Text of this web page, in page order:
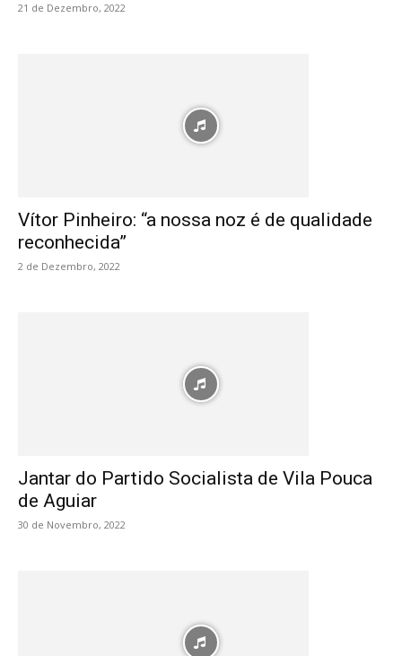
21 de Dezembro, 2022
Vítor Pinheiro: “a nossa noz é de qualidade
reconhecida”
2 de Dezembro, 2022
Jantar do Partido Socialista de Vila Pouca
de Aguiar
30 de Novembro, 2022